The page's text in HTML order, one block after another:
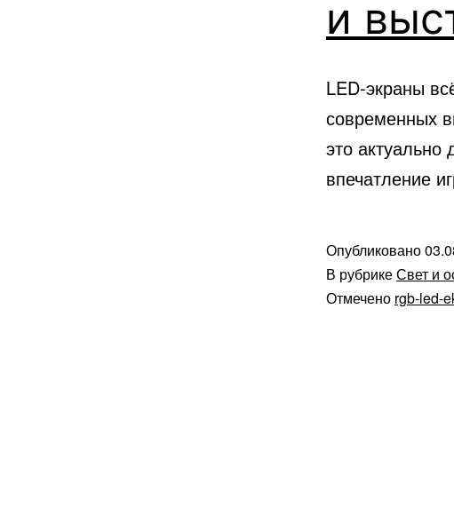
и
LED-экраны
современных
это актуально
впечатление
Опубликовано
В рубрикеСвет и
Отмечено rgb-led-